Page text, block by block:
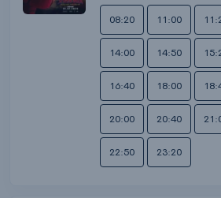
08:20
11:00
14:00 14:50
16:40 18:00
20:00 20:40
22:50 23:20